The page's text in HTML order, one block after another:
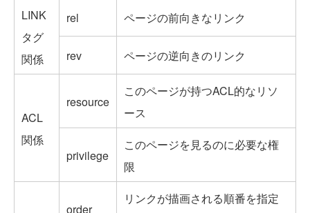
LINK
タグ
関係
rel ページの前向きなリンク
rev ページの逆向きのリンク
ACL
関係
resource
このページが持つACL的なリソ
ース
privilege
このページを見るのに必要な権
限
order
リンクが描画される順番を指定